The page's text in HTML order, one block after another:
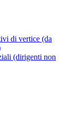
di vertice (da
(dirigenti non